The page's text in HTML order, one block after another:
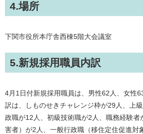
4.場所
下関市役所本庁舎西棟5階大会議室
5.新規採用職員内訳
4月1日付新規採用職員は、男性62人、女性
訳は、しものせきチャレンジ枠が29人、上
政職が12人、初級技術職が2人、職務経験者
害者）が2人、一般行政職（移住定住促進対